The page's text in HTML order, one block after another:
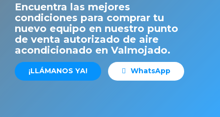
Encuentra las mejores
condiciones para comprar tu
nuevo equipo en nuestro punto
de venta autorizado de aire
acondicionado en Valmojado.
¡LLÁMANOS YA! WhatsApp